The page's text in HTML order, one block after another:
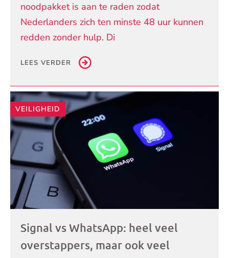
noodpakket is aan te raden zodat
Nederlanders zich ten minste 48 uur kunnen
redden zonder hulp. Di
LEES VERDER
VEILIGHEID
Signal vs WhatsApp: heel veel
overstappers, maar ook veel